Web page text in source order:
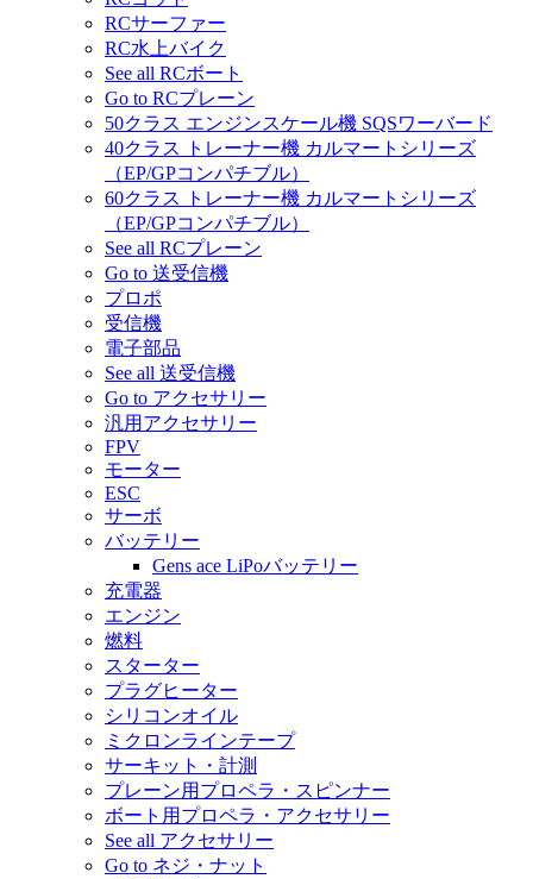
RCサーファー
RC水上バイク
See all RCボート
Go to RCプレーン
50クラス エンジンスケール機 SQSワーバード
40クラス トレーナー機 カルマートシリーズ
（EP/GPコンパチブル）
60クラス トレーナー機 カルマートシリーズ
（EP/GPコンパチブル）
See all RCプレーン
Go to 送受信機
プロポ
受信機
電子部品
See all 送受信機
Go to アクセサリー
汎用アクセサリー
FPV
モーター
ESC
サーボ
バッテリー
Gens ace LiPoバッテリー
充電器
エンジン
燃料
スターター
プラグヒーター
シリコンオイル
ミクロンラインテープ
サーキット・計測
プレーン用プロペラ・スピンナー
ボート用プロペラ・アクセサリー
See all アクセサリー
Go to ネジ・ナット